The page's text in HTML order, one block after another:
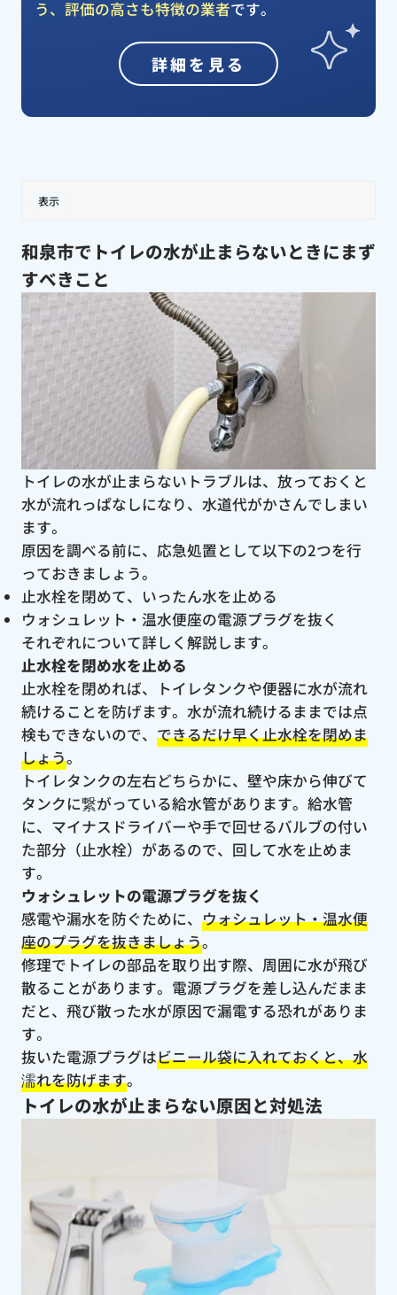
う、評価の高さも特徴の業者です。
詳細を見る
表示
和泉市でトイレの水が止まらないときにまず
すべきこと
トイレの水が止まらないトラブルは、放っておくと
水が流れっぱなしになり、水道代がかさんでしまい
ます。
原因を調べる前に、応急処置として以下の2つを行
っておきましょう。
止水栓を閉めて、いったん水を止める
ウォシュレット・温水便座の電源プラグを抜く
それぞれについて詳しく解説します。
止水栓を閉め水を止める
止水栓を閉めれば、トイレタンクや便器に水が流れ
続けることを防げます。水が流れ続けるままでは点
検もできないので、 できるだけ早く止水栓を閉めま
しょう。
トイレタンクの左右どちらかに、壁や床から伸びて
タンクに繋がっている給水管があります。給水管
に、マイナスドライバーや手で回せるバルブの付い
た部分（止水栓）があるので、回して水を止めま
す。
ウォシュレットの電源プラグを抜く
感電や漏水を防ぐために、 ウォシュレット・温水便
座のプラグを抜きましょう。
修理でトイレの部品を取り出す際、周囲に水が飛び
散ることがあります。電源プラグを差し込んだまま
だと、飛び散った水が原因で漏電する恐れがありま
す。
抜いた電源プラグはビニール袋に入れておくと、水
濡れを防げます。
トイレの水が止まらない原因と対処法